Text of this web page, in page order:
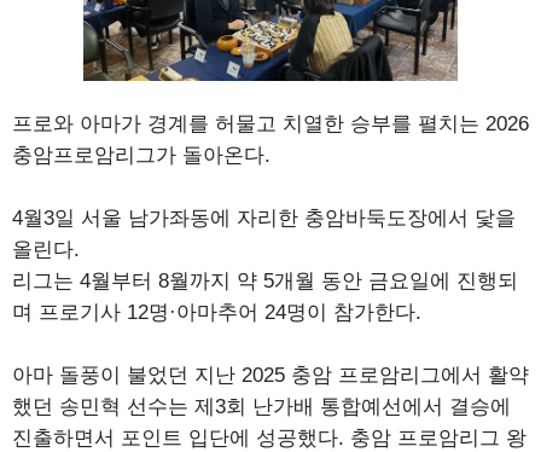
프로와 아마가 경계를 허물고 치열한 승부를 펼치는 2026
충암프로암리그가 돌아온다.
4월3일 서울 남가좌동에 자리한 충암바둑도장에서 닻을
올린다.
리그는 4월부터 8월까지 약 5개월 동안 금요일에 진행되
며 프로기사 12명·아마추어 24명이 참가한다.
아마 돌풍이 불었던 지난 2025 충암 프로암리그에서 활약
했던 송민혁 선수는 제3회 난가배 통합예선에서 결승에
진출하면서 포인트 입단에 성공했다. 충암 프로암리그 왕